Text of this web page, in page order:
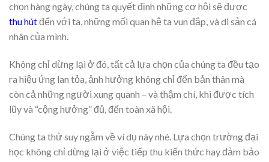
chọn hàng ngày, chúng ta quyết định những cơ hội sẽ được
thu hútđến với ta, những mối quan hệ ta vun đắp, và di sản cá
nhân của mình.
Không chỉ dừng lại ở đó, tất cả lựa chọn của chúng ta đều tạo
ra hiệu ứng lan tỏa, ảnh hưởng không chỉ đến bản thân mà
còn cả những người xung quanh – và thậm chí, khi được tích
lũy và “cộng hưởng” đủ, đến toàn xã hội.
Chúng ta thử suy ngẫm về ví dụ này nhé. Lựa chọn trường đại
học không chỉ dừng lại ở việc tiếp thu kiến ​​thức hay đảm bảo